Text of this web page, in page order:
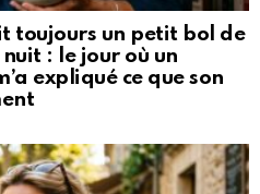
toujours un petit bol de
: le jour où un
expliqué ce que son